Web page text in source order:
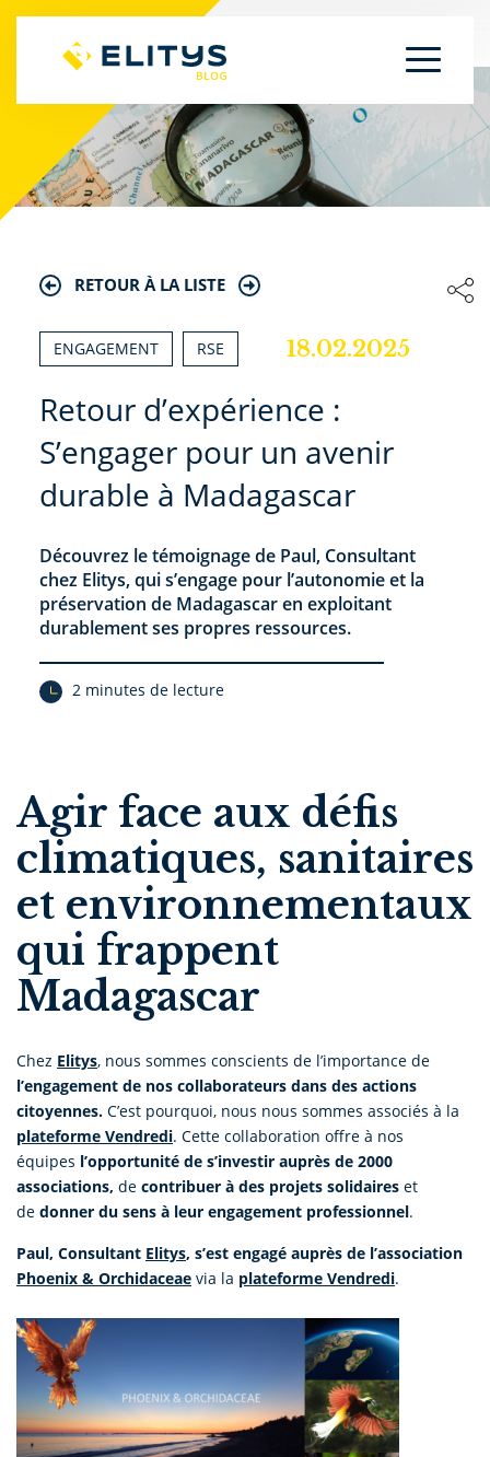
RETOUR À LA LISTE
ENGAGEMENT RSE 18.02.2025
Retour d’expérience :
S’engager pour un avenir
durable à Madagascar
Découvrez le témoignage de Paul, Consultant
chez Elitys, qui s’engage pour l’autonomie et la
préservation de Madagascar en exploitant
durablement ses propres ressources.
2 minutes de lecture
Agir face aux défis
climatiques, sanitaires
et environnementaux
qui frappent
Madagascar
Chez Elitys, nous sommes conscients de l’importance de
l’engagement de nos collaborateurs dans des actions
citoyennes. C’est pourquoi, nous nous sommes associés à la
plateforme Vendredi. Cette collaboration offre à nos
équipes l’opportunité de s’investir auprès de 2000
associations, de contribuer à des projets solidaires et
de donner du sens à leur engagement professionnel.
Paul, Consultant Elitys, s’est engagé auprès de l’association
Phoenix & Orchidaceae via la plateforme Vendredi.